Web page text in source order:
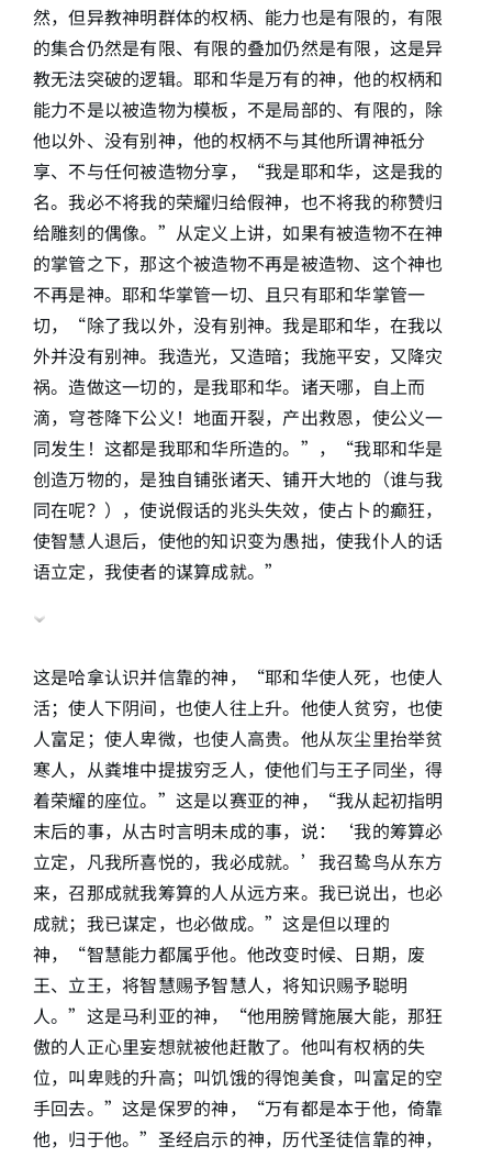
然，但异教神明群体的权柄、能力也是有限的，有限
的集合仍然是有限、有限的叠加仍然是有限，这是异
教无法突破的逻辑。耶和华是万有的神，他的权柄和
能力不是以被造物为模板，不是局部的、有限的，除
他以外、没有别神，他的权柄不与其他所谓神祗分
享、不与任何被造物分享，“我是耶和华，这是我的
名。我必不将我的荣耀归给假神，也不将我的称赞归
给雕刻的偶像。”从定义上讲，如果有被造物不在神
的掌管之下，那这个被造物不再是被造物、这个神也
不再是神。耶和华掌管一切、且只有耶和华掌管一
切，“除了我以外，没有别神。我是耶和华，在我以
外并没有别神。我造光，又造暗；我施平安，又降灾
祸。造做这一切的，是我耶和华。诸天哪，自上而
滴，穹苍降下公义！地面开裂，产出救恩，使公义一
同发生！这都是我耶和华所造的。”，“我耶和华是
创造万物的，是独自铺张诸天、铺开大地的（谁与我
同在呢？），使说假话的兆头失效，使占卜的癫狂，
使智慧人退后，使他的知识变为愚拙，使我仆人的话
语立定，我使者的谋算成就。”
这是哈拿认识并信靠的神，“耶和华使人死，也使人
活；使人下阴间，也使人往上升。他使人贫穷，也使
人富足；使人卑微，也使人高贵。他从灰尘里抬举贫
寒人，从粪堆中提拔穷乏人，使他们与王子同坐，得
着荣耀的座位。”这是以赛亚的神，“我从起初指明
末后的事，从古时言明未成的事，说：‘我的筹算必
立定，凡我所喜悦的，我必成就。’我召鸷鸟从东方
来，召那成就我筹算的人从远方来。我已说出，也必
成就；我已谋定，也必做成。”这是但以理的
神，“智慧能力都属乎他。他改变时候、日期，废
王、立王，将智慧赐予智慧人，将知识赐予聪明
人。”这是马利亚的神，“他用膀臂施展大能，那狂
傲的人正心里妄想就被他赶散了。他叫有权柄的失
位，叫卑贱的升高；叫饥饿的得饱美食，叫富足的空
手回去。”这是保罗的神，“万有都是本于他，倚靠
他，归于他。”圣经启示的神，历代圣徒信靠的神，